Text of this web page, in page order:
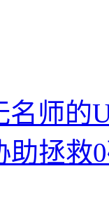
师的
助拯救